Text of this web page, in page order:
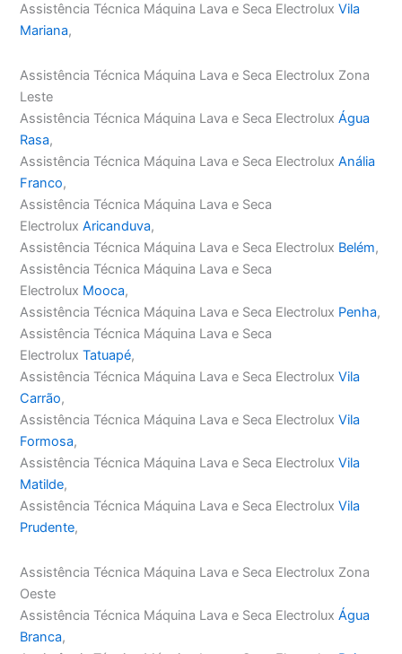
Assistência Técnica Máquina Lava e Seca ElectroluxVila
Mariana,
Assistência Técnica Máquina Lava e Seca Electrolux Zona
Leste
Assistência Técnica Máquina Lava e Seca ElectroluxÁgua
Rasa,
Assistência Técnica Máquina Lava e Seca ElectroluxAnália
Franco,
Assistência Técnica Máquina Lava e Seca
ElectroluxAricanduva,
Assistência Técnica Máquina Lava e Seca Electrolux Belém,
Assistência Técnica Máquina Lava e Seca
Electrolux Mooca,
Assistência Técnica Máquina Lava e Seca Electrolux Penha,
Assistência Técnica Máquina Lava e Seca
ElectroluxTatuapé,
Assistência Técnica Máquina Lava e Seca ElectroluxVila
Carrão,
Assistência Técnica Máquina Lava e Seca ElectroluxVila
Formosa,
Assistência Técnica Máquina Lava e Seca ElectroluxVila
Matilde,
Assistência Técnica Máquina Lava e Seca ElectroluxVila
Prudente,
Assistência Técnica Máquina Lava e Seca Electrolux Zona
Oeste
Assistência Técnica Máquina Lava e Seca ElectroluxÁgua
Branca,